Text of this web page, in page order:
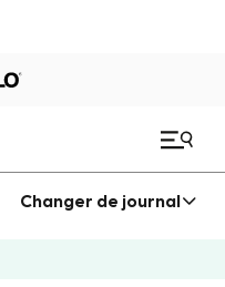
Changer de journal